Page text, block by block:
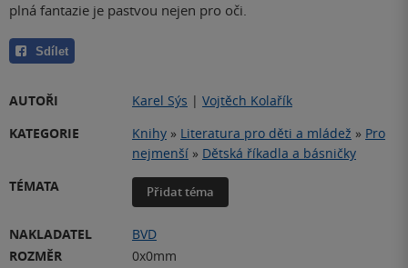
plná fantazie je pastvou nejen pro oči.
Sdílet
AUTOŘI Karel Sýs | Vojtěch Kolařík
KATEGORIE
Knihy » Literatura pro děti a mládež » Pro
nejmenší » Dětská říkadla a básničky
TÉMATA
Přidat téma
NAKLADATEL
BVD
ROZMĚR
0x0mm